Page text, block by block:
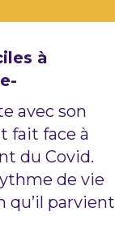
à
avec son
fait face à
du Covid.
de vie
qu’il parvient